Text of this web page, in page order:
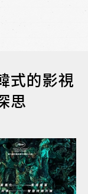
式的影視
思